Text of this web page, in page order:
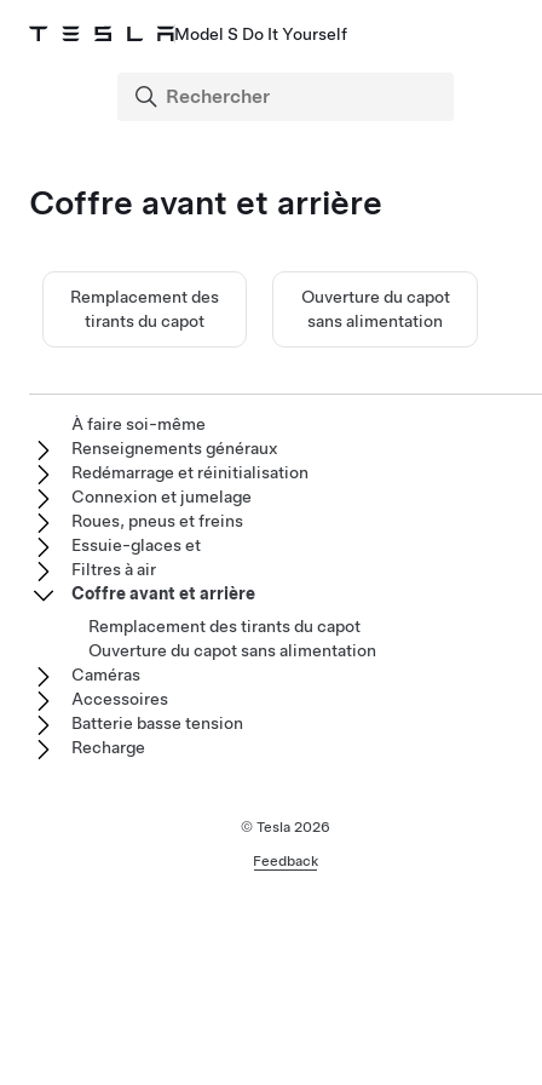
Model S Do It Yourself
Coffre avant et arrière
Remplacement des
tirants du capot
Ouverture du capot
sans alimentation
À faire soi-même
Renseignements généraux
Redémarrage et réinitialisation
Connexion et jumelage
Roues, pneus et freins
Essuie-glaces et
Filtres à air
Coffre avant et arrière
Remplacement des tirants du capot
Ouverture du capot sans alimentation
Caméras
Accessoires
Batterie basse tension
Recharge
© Tesla 2026
Feedback